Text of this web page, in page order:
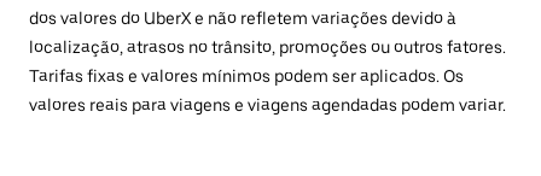
dos valores do UberX e não refletem variações devido à
localização, atrasos no trânsito, promoções ou outros fatores.
Tarifas fixas e valores mínimos podem ser aplicados. Os
valores reais para viagens e viagens agendadas podem variar.